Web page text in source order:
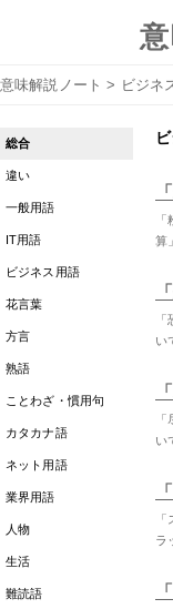
意味解説ノート > ビジネ
総合
違い
一般用語
IT用語
ビジネス用語
花言葉
方言
熟語
ことわざ・慣用句
カタカナ語
ネット用語
業界用語
人物
生活
難読語
算
い
い
ラ